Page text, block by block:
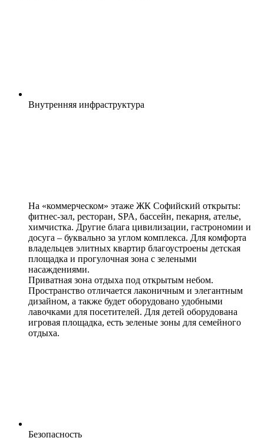
Внутренняя инфраструктура
На «коммерческом» этаже ЖК Софийский открыты:
фитнес-зал, ресторан, SPA, бассейн, пекарня, ателье,
химчистка. Другие блага цивилизации, гастрономии и
досуга – буквально за углом комплекса. Для комфорта
владельцев элитных квартир благоустроены детская
площадка и прогулочная зона с зелеными
насаждениями.
Приватная зона отдыха под открытым небом.
Пространство отличается лаконичным и элегантным
дизайном, а также будет оборудовано удобными
лавочками для посетителей. Для детей оборудована
игровая площадка, есть зеленые зоны для семейного
отдыха.
Безопасность